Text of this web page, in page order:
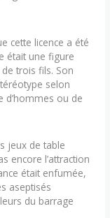
cette licence a été
était une figure
trois fils. Son
selon
d’hommes ou de
jeux de table
encore l’attraction
était enfumée,
aseptisés
du barrage